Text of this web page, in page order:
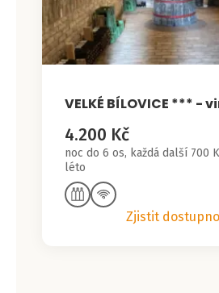
VELKÉ BÍLOVICE *** -
4.200 Kč
noc do 6 os, každá další 700
léto
Zjistit